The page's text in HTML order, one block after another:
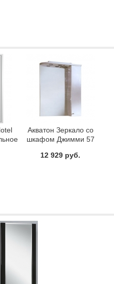
Акватон Зеркало со
шкафом Джимми 57
12 929 руб.